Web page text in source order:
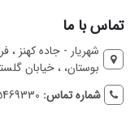
تماس با ما
شهریار - جاده کهنز
بوستان، ، خیابان گلستان شمالی،
شماره تماس: 02165469330 ،